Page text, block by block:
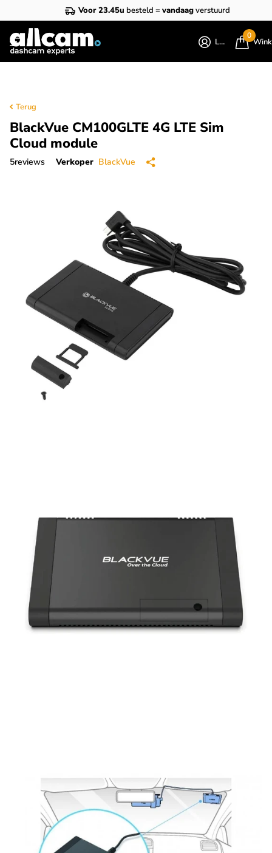
Voor 23.45u besteld = vandaagverstuurd
Login
0
Terug
BlackVue CM100GLTE 4G LTE Sim
Cloud module
5reviews Verkoper BlackVue